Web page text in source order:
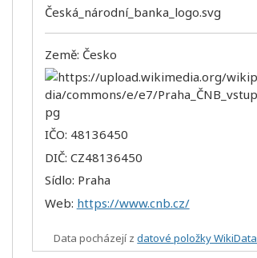
Země: Česko
IČO: 48136450
DIČ: CZ48136450
Sídlo: Praha
Web: https://www.cnb.cz/
Data pocházejí zdatové položky WikiData